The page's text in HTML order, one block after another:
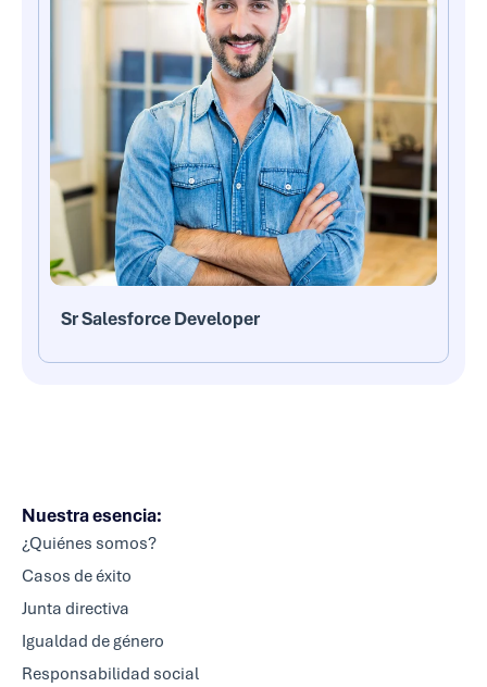
Sr Salesforce Developer
Nuestra esencia:
¿Quiénes somos?
Casos de éxito
Junta directiva
Igualdad de género
Responsabilidad social